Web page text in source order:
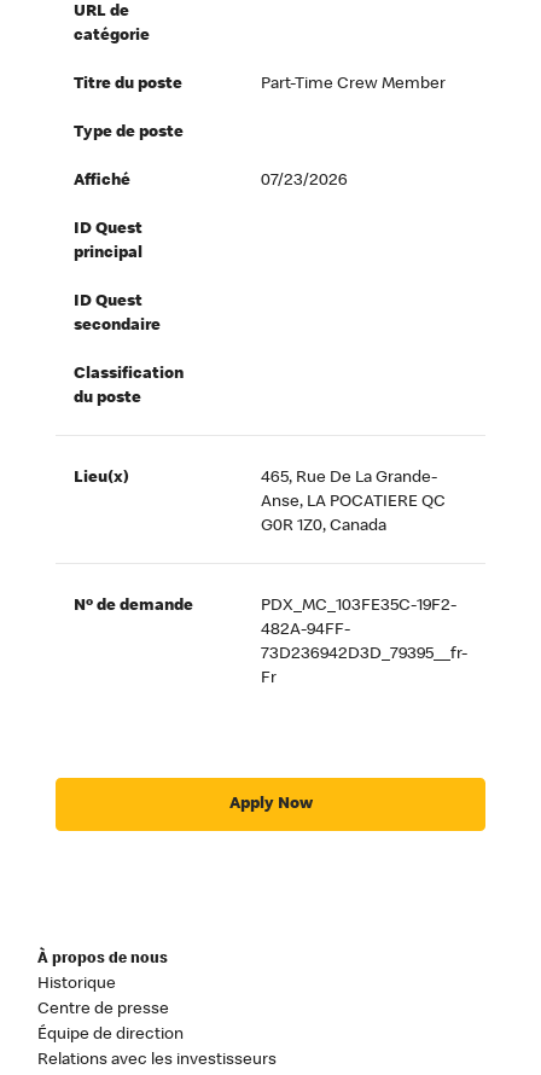
URL de
catégorie
Titre du poste Part-Time Crew Member
Type de poste
Affiché 07/23/2026
ID Quest
principal
ID Quest
secondaire
Classification
du poste
Lieu(x)
465, Rue De La Grande-
Anse, LA POCATIERE QC
G0R 1Z0, Canada
Nº de demande
PDX_MC_103FE35C-19F2-
482A-94FF-
73D236942D3D_79395__fr-
Fr
Apply Now
À propos de nous
Historique
Centre de presse
Équipe de direction
Relations avec les investisseurs